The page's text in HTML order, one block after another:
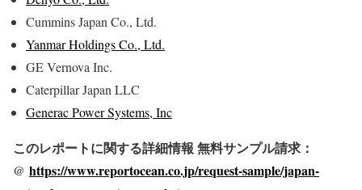
Cummins Japan Co., Ltd.
Yanmar Holdings Co., Ltd.
GE Vernova Inc.
Caterpillar Japan LLC
Generac Power Systems, Inc
このレポートに関する詳細情報 無料サンプル請求：
@ https://www.reportocean.co.jp/request-sample/japan-